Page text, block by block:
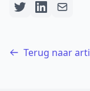
Terug naar